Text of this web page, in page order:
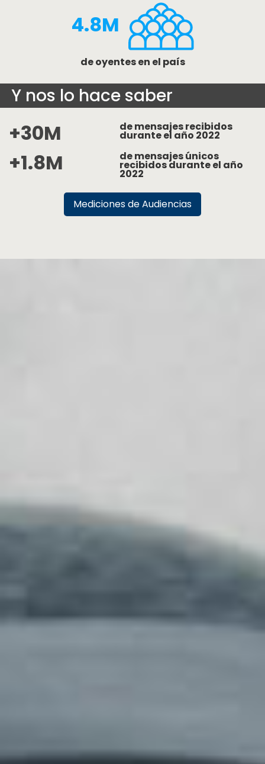
4.8M
de oyentes en el país
Y nos lo hace saber
+30M de mensajes recibidos
durante el año 2022
+1.8M de mensajes únicos
recibidos durante el año
2022
Mediciones de Audiencias